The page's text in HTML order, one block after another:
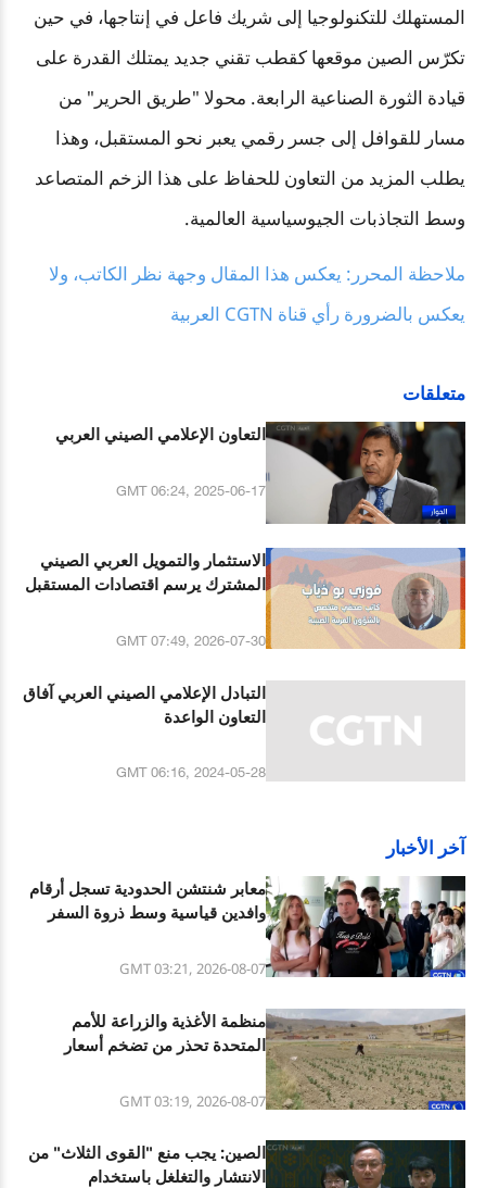
المستهلك للتكنولوجيا إلى شريك فاعل في إنتاجها، في حين
تكرّس الصين موقعها كقطب تقني جديد يمتلك القدرة على
قيادة الثورة الصناعية الرابعة. محولا "طريق الحرير" من
مسار للقوافل إلى جسر رقمي يعبر نحو المستقبل، وهذا
يطلب المزيد من التعاون للحفاظ على هذا الزخم المتصاعد
وسط التجاذبات الجيوسياسية العالمية.
ملاحظة المحرر: يعكس هذا المقال وجهة نظر الكاتب، ولا
يعكس بالضرورة رأي قناة CGTN العربية
متعلقات
التعاون الإعلامي الصيني العربي
GMT 06:24, 2025-06-17
الاستثمار والتمويل العربي الصيني
المشترك يرسم اقتصادات المستقبل
GMT 07:49, 2026-07-30
التبادل الإعلامي الصيني العربي آفاق
التعاون الواعدة
GMT 06:16, 2024-05-28
آخر الأخبار
معابر شنتشن الحدودية تسجل أرقام
وافدين قياسية وسط ذروة السفر
GMT 03:21, 2026-08-07
منظمة الأغذية والزراعة للأمم
المتحدة تحذر من تضخم أسعار
المستمرة والطقس القاسي
GMT 03:19, 2026-08-07
الصين: يجب منع "القوى الثلاث" من
الانتشار والتغلغل باستخدام